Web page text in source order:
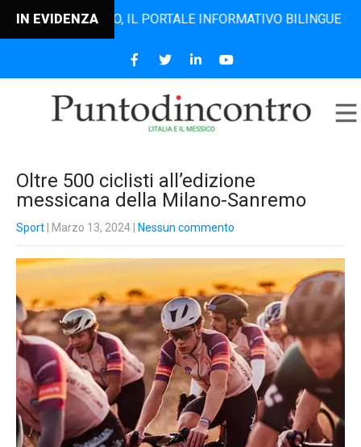
IN EVIDENZAIL PORTALE INFORMATIVO BILINGUE CHE
Oltre 500 ciclisti all’edizione
messicana della Milano-Sanremo
Sport | Marzo 13, 2024 Nessun commento